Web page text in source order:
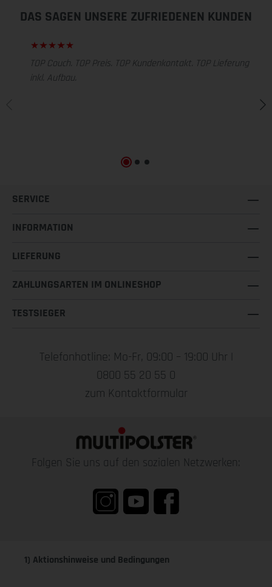
DAS SAGEN UNSERE ZUFRIEDENEN KUNDEN
TOP Couch. TOP Preis. TOP Kundenkontakt. TOP Lieferung
inkl. Aufbau.
SERVICE
INFORMATION
LIEFERUNG
ZAHLUNGSARTEN IM ONLINESHOP
TESTSIEGER
Telefonhotline: Mo-Fr, 09:00 – 19:00 Uhr |
0800 55 20 55 0
zum Kontaktformular
Folgen Sie uns auf den sozialen Netzwerken:
1) Aktionshinweise und Bedingungen